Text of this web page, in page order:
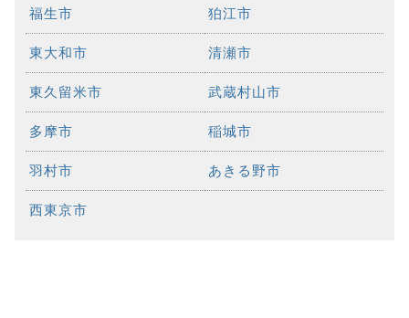
福生市 狛江市
東大和市 清瀬市
東久留米市 武蔵村山市
多摩市 稲城市
羽村市 あきる野市
西東京市